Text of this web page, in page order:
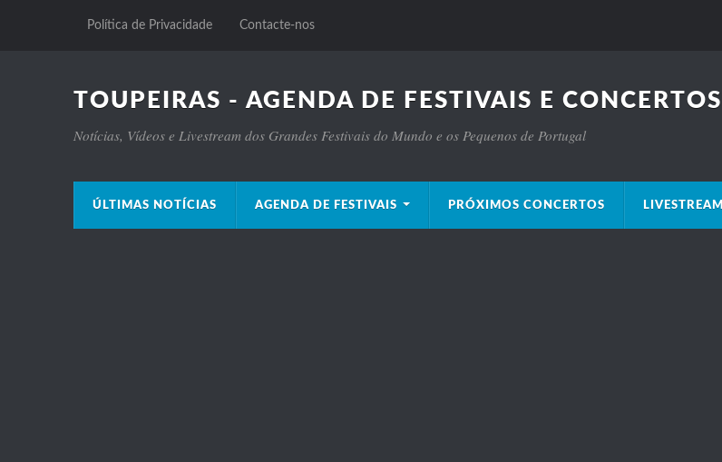
Política de Privacidade Contacte-nos
TOUPEIRAS - AGENDA DE FESTIVAIS E CONCERTOS
Notícias, Vídeos e Livestream dos Grandes Festivais do Mundo e os Pequenos de Portugal
ÚLTIMAS NOTÍCIAS AGENDA DE FESTIVAIS PRÓXIMOS CONCERTOS LIVESTREAM